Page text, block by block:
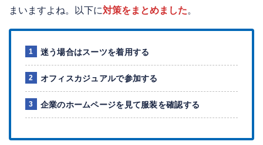
まいますよね。以下に対策をまとめました。
迷う場合はスーツを着用する
オフィスカジュアルで参加する
企業のホームページを見て服装を確認する